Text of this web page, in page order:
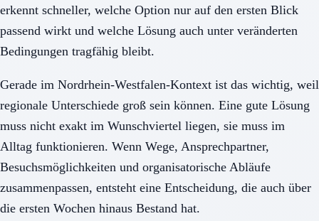
erkennt schneller, welche Option nur auf den ersten Blick
passend wirkt und welche Lösung auch unter veränderten
Bedingungen tragfähig bleibt.
Gerade im Nordrhein-Westfalen-Kontext ist das wichtig, weil
regionale Unterschiede groß sein können. Eine gute Lösung
muss nicht exakt im Wunschviertel liegen, sie muss im
Alltag funktionieren. Wenn Wege, Ansprechpartner,
Besuchsmöglichkeiten und organisatorische Abläufe
zusammenpassen, entsteht eine Entscheidung, die auch über
die ersten Wochen hinaus Bestand hat.